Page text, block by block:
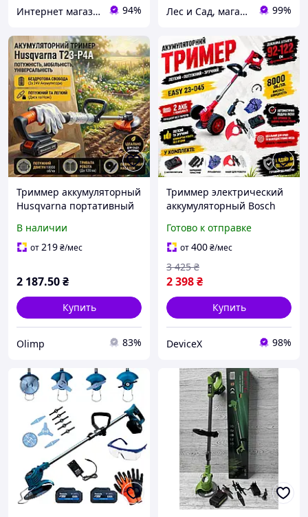
Интернет магазин "Electro Seller" 🛒 Только качественные товары по лучшим ценам ✅ 94% Лес и Сад, магазин инструментов и садово-парковой техники 99%
Триммер аккумуляторный
Husqvarna портативный
Аккумуляторная коса для
травы 2 АКБ 24V wsx
В наличии
от219₴/мес
2 187.50₴
Купить
Olimp 83%
Триммер электрический
аккумуляторный Bosch
АКБ-2шт., Газонокосилка-
триммер для газона и
сада
Готово к отправке
от400₴/мес
2 398₴
3 425 ₴
Купить
DeviceX 98%